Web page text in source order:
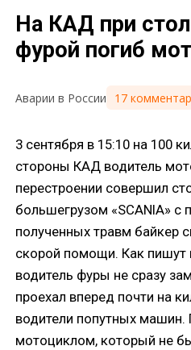
На КАД при
фурой погиб
Аварии в России 17
3 сентября в 15:10 на 100
стороны КАД водитель
перестроении совершил
большегрузом «SCANIA» с
полученных травм байкер
скорой помощи. Как пишут
водитель фуры не сразу
проехал вперед почти на
водители попутных машин.
мотоциклом, который не